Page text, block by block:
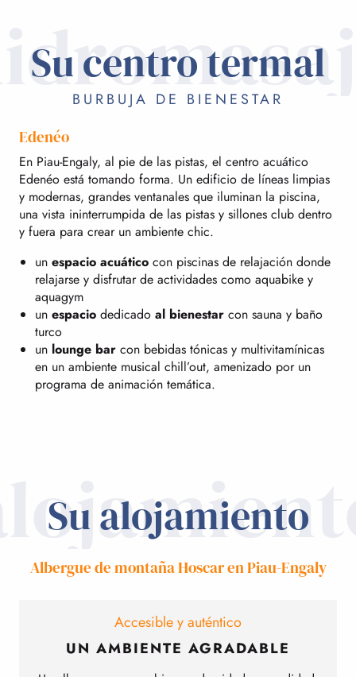
Su centro termal
BURBUJA DE BIENESTAR
Edenéo
En Piau-Engaly, al pie de las pistas, el centro acuático
Edenéo está tomando forma. Un edificio de líneas limpias
y modernas, grandes ventanales que iluminan la piscina,
una vista ininterrumpida de las pistas y sillones club dentro
y fuera para crear un ambiente chic.
un espacio acuático con piscinas de relajación donde
relajarse y disfrutar de actividades como aquabike y
aquagym
un espacio dedicado al bienestar con sauna y baño
turco
un lounge bar con bebidas tónicas y multivitamínicas
en un ambiente musical chill’out, amenizado por un
programa de animación temática.
Su alojamiento
Albergue de montaña Hoscar en Piau-Engaly
Accesible y auténtico
UN AMBIENTE AGRADABLE